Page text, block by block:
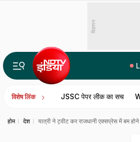
विज्ञापन
विशेष लिंक JSSC पेपर लीक का सच
होम देश यात्री ने ट्वीट कर राजधानी एक्सप्रेस में बम